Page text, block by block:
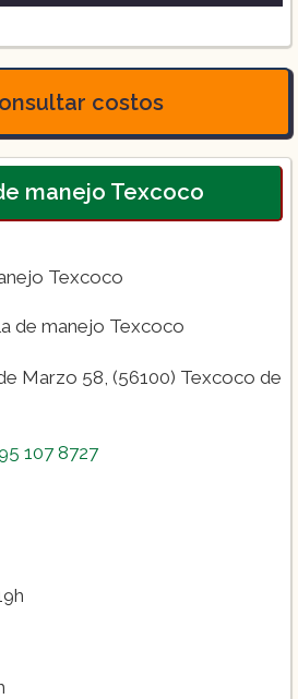
básico
costos
manejo Texcoco
de manejo Texcoco
Marzo 58, (56100) Texcoco de
107 8727